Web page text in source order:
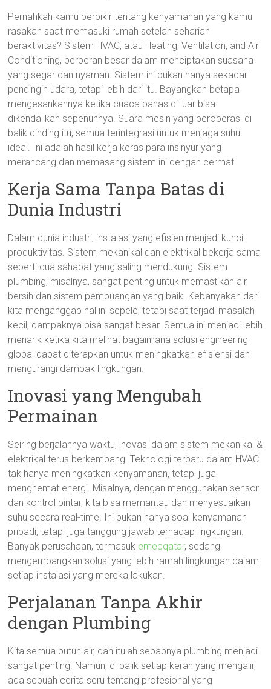
Pernahkah kamu berpikir tentang kenyamanan yang kamu
rasakan saat memasuki rumah setelah seharian
beraktivitas? Sistem HVAC, atau Heating, Ventilation, and Air
Conditioning, berperan besar dalam menciptakan suasana
yang segar dan nyaman. Sistem ini bukan hanya sekadar
pendingin udara, tetapi lebih dari itu. Bayangkan betapa
mengesankannya ketika cuaca panas di luar bisa
dikendalikan sepenuhnya. Suara mesin yang beroperasi di
balik dinding itu, semua terintegrasi untuk menjaga suhu
ideal. Ini adalah hasil kerja keras para insinyur yang
merancang dan memasang sistem ini dengan cermat.
Kerja Sama Tanpa Batas di
Dunia Industri
Dalam dunia industri, instalasi yang efisien menjadi kunci
produktivitas. Sistem mekanikal dan elektrikal bekerja sama
seperti dua sahabat yang saling mendukung. Sistem
plumbing, misalnya, sangat penting untuk memastikan air
bersih dan sistem pembuangan yang baik. Kebanyakan dari
kita menganggap hal ini sepele, tetapi saat terjadi masalah
kecil, dampaknya bisa sangat besar. Semua ini menjadi lebih
menarik ketika kita melihat bagaimana solusi engineering
global dapat diterapkan untuk meningkatkan efisiensi dan
mengurangi dampak lingkungan.
Inovasi yang Mengubah
Permainan
Seiring berjalannya waktu, inovasi dalam sistem mekanikal &
elektrikal terus berkembang. Teknologi terbaru dalam HVAC
tak hanya meningkatkan kenyamanan, tetapi juga
menghemat energi. Misalnya, dengan menggunakan sensor
dan kontrol pintar, kita bisa memantau dan menyesuaikan
suhu secara real-time. Ini bukan hanya soal kenyamanan
pribadi, tetapi juga tanggung jawab terhadap lingkungan.
Banyak perusahaan, termasuk emecqatar, sedang
mengembangkan solusi yang lebih ramah lingkungan dalam
setiap instalasi yang mereka lakukan.
Perjalanan Tanpa Akhir
dengan Plumbing
Kita semua butuh air, dan itulah sebabnya plumbing menjadi
sangat penting. Namun, di balik setiap keran yang mengalir,
ada sebuah cerita seru tentang profesional yang